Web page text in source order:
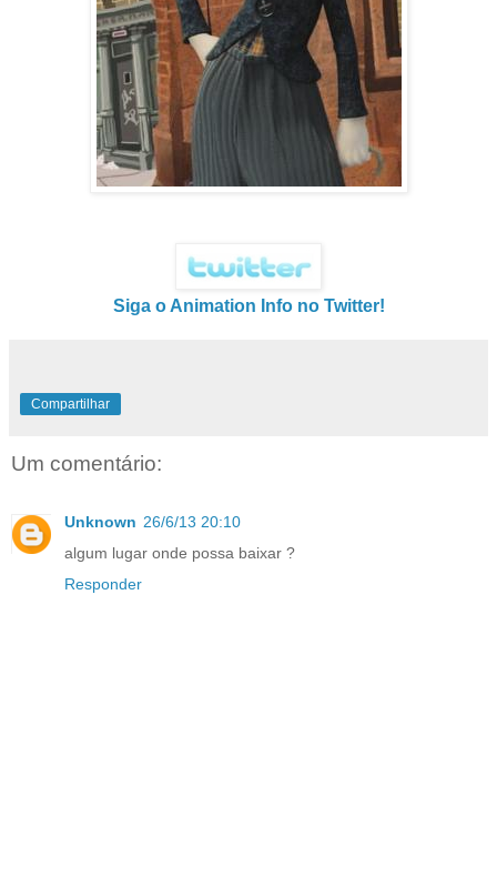
Siga o Animation Info no Twitter!
Compartilhar
Um comentário:
Unknown 26/6/13 20:10
algum lugar onde possa baixar ?
Responder